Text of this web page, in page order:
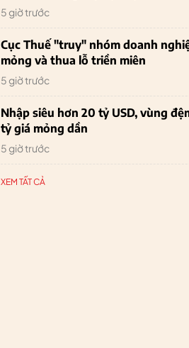
5 giờ trước
Cục Thuế "truy" nhóm doanh
mỏng và thua lỗ triền miên
5 giờ trước
Nhập siêu hơn 20 tỷ USD, vùng
tỷ giá mỏng dần
5 giờ trước
XEM TẤT CẢ